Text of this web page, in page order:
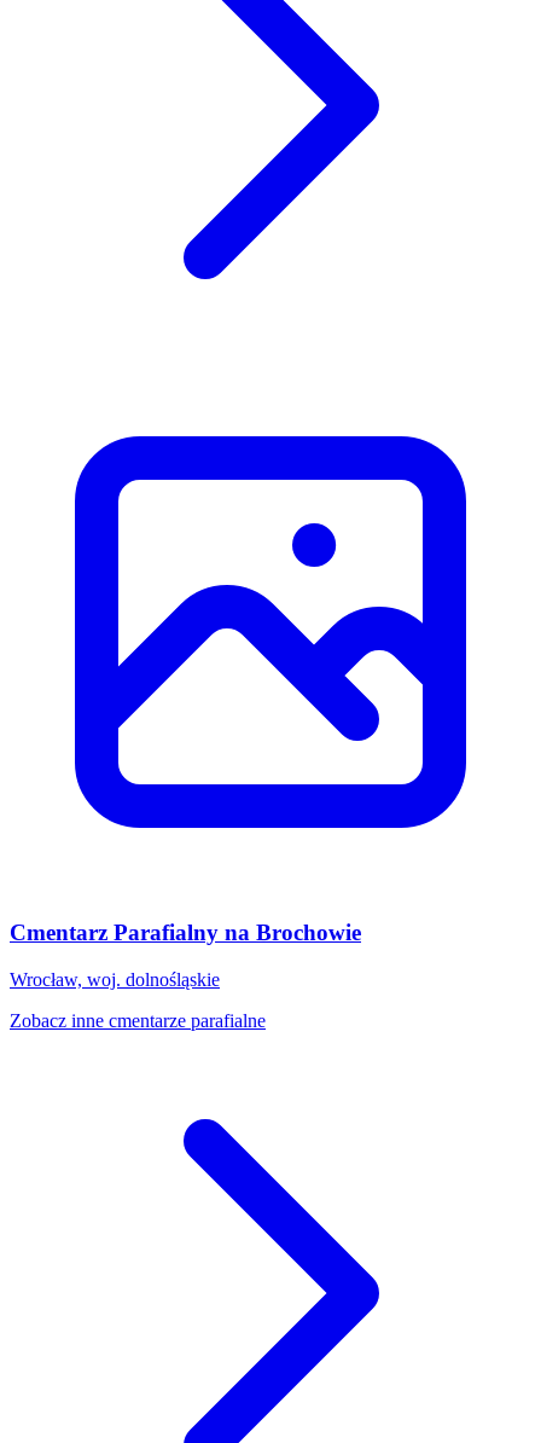
Cmentarz Parafialny na Brochowie
Wrocław, woj. dolnośląskie
Zobacz inne cmentarze parafialne